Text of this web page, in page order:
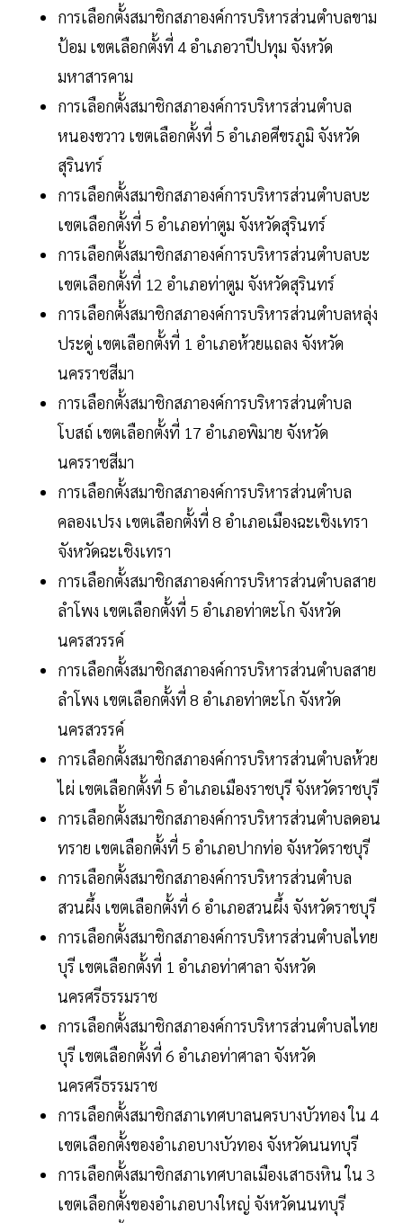
การเลือกตั้งสมาชิกสภาองค์การบริหารส่วนตำบลขาม
ป้อม เขตเลือกตั้งที่ 4 อำเภอวาปีปทุม จังหวัด
มหาสารคาม
การเลือกตั้งสมาชิกสภาองค์การบริหารส่วนตำบล
หนองขวาว เขตเลือกตั้งที่ 5 อำเภอศีขรภูมิ จังหวัด
สุรินทร์
การเลือกตั้งสมาชิกสภาองค์การบริหารส่วนตำบลบะ
เขตเลือกตั้งที่ 5 อำเภอท่าตูม จังหวัดสุรินทร์
การเลือกตั้งสมาชิกสภาองค์การบริหารส่วนตำบลบะ
เขตเลือกตั้งที่ 12 อำเภอท่าตูม จังหวัดสุรินทร์
การเลือกตั้งสมาชิกสภาองค์การบริหารส่วนตำบลหลุ่ง
ประดู่ เขตเลือกตั้งที่ 1 อำเภอห้วยแถลง จังหวัด
นครราชสีมา
การเลือกตั้งสมาชิกสภาองค์การบริหารส่วนตำบล
โบสถ์ เขตเลือกตั้งที่ 17 อำเภอพิมาย จังหวัด
นครราชสีมา
การเลือกตั้งสมาชิกสภาองค์การบริหารส่วนตำบล
คลองเปรง เขตเลือกตั้งที่ 8 อำเภอเมืองฉะเชิงเทรา
จังหวัดฉะเชิงเทรา
การเลือกตั้งสมาชิกสภาองค์การบริหารส่วนตำบลสาย
ลำโพง เขตเลือกตั้งที่ 5 อำเภอท่าตะโก จังหวัด
นครสวรรค์
การเลือกตั้งสมาชิกสภาองค์การบริหารส่วนตำบลสาย
ลำโพง เขตเลือกตั้งที่ 8 อำเภอท่าตะโก จังหวัด
นครสวรรค์
การเลือกตั้งสมาชิกสภาองค์การบริหารส่วนตำบลห้วย
ไผ่ เขตเลือกตั้งที่ 5 อำเภอเมืองราชบุรี จังหวัดราชบุรี
การเลือกตั้งสมาชิกสภาองค์การบริหารส่วนตำบลดอน
ทราย เขตเลือกตั้งที่ 5 อำเภอปากท่อ จังหวัดราชบุรี
การเลือกตั้งสมาชิกสภาองค์การบริหารส่วนตำบล
สวนผึ้ง เขตเลือกตั้งที่ 6 อำเภอสวนผึ้ง จังหวัดราชบุรี
การเลือกตั้งสมาชิกสภาองค์การบริหารส่วนตำบลไทย
บุรี เขตเลือกตั้งที่ 1 อำเภอท่าศาลา จังหวัด
นครศรีธรรมราช
การเลือกตั้งสมาชิกสภาองค์การบริหารส่วนตำบลไทย
บุรี เขตเลือกตั้งที่ 6 อำเภอท่าศาลา จังหวัด
นครศรีธรรมราช
การเลือกตั้งสมาชิกสภาเทศบาลนครบางบัวทอง ใน 4
เขตเลือกตั้งของอำเภอบางบัวทอง จังหวัดนนทบุรี
การเลือกตั้งสมาชิกสภาเทศบาลเมืองเสาธงหิน ใน 3
เขตเลือกตั้งของอำเภอบางใหญ่ จังหวัดนนทบุรี